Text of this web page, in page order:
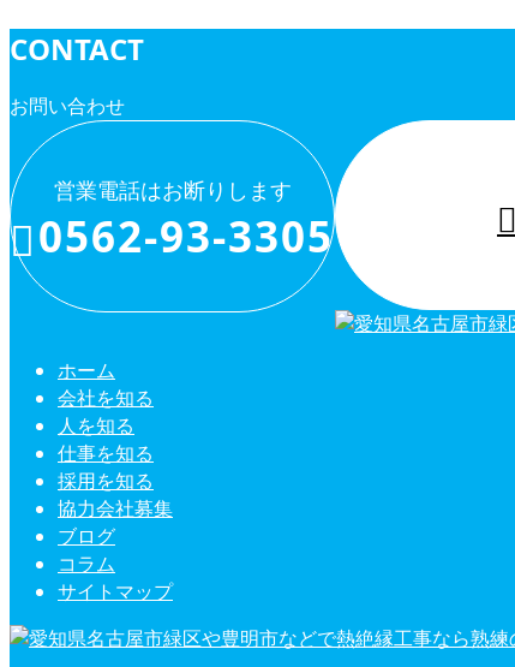
CONTACT
お問い合わせ
営業電話はお断りします
0562-93-3305
ホーム
会社を知る
人を知る
仕事を知る
採用を知る
協力会社募集
ブログ
コラム
サイトマップ